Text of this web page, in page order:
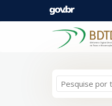
Pinto, Rosa
Pular para o conteúdo